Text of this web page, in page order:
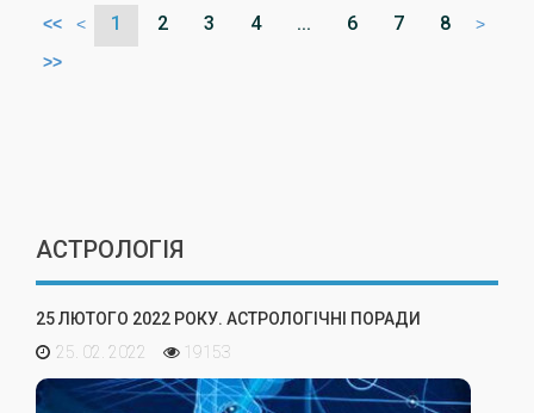
<< < 1 2 3 4 ... 6 7 8
>
>>
АСТРОЛОГІЯ
25 ЛЮТОГО 2022 РОКУ. АСТРОЛОГІЧНІ ПОРАДИ
25. 02. 2022
19153